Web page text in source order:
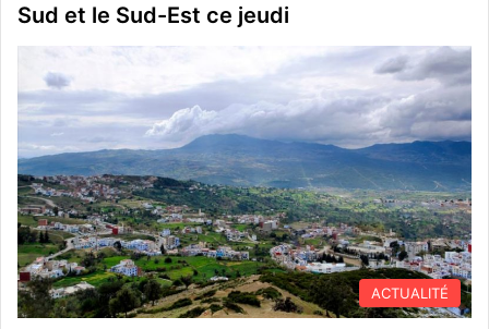
Sud et le Sud-Est ce jeudi
ACTUALITÉ